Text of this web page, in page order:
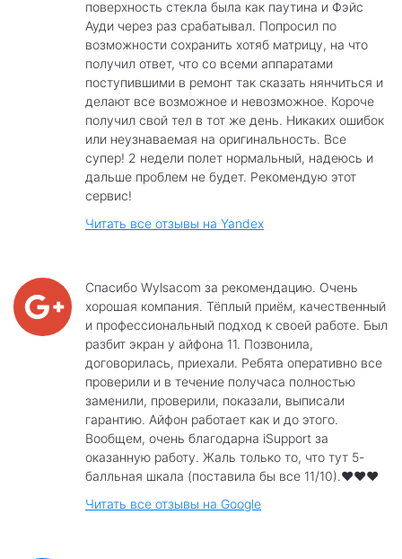
поверхность стекла была как паутина и Фэйс
Ауди через раз срабатывал. Попросил по
возможности сохранить хотяб матрицу, на что
получил ответ, что со всеми аппаратами
поступившими в ремонт так сказать нянчиться и
делают все возможное и невозможное. Короче
получил свой тел в тот же день. Никаких ошибок
или неузнаваемая на оригинальность. Все
супер! 2 недели полет нормальный, надеюсь и
дальше проблем не будет. Рекомендую этот
сервис!
Читать все отзывы на Yandex
Спасибо Wylsacom за рекомендацию. Очень
хорошая компания. Тёплый приём, качественный
и профессиональный подход к своей работе. Был
разбит экран у айфона 11. Позвонила,
договорилась, приехали. Ребята оперативно все
проверили и в течение получаса полностью
заменили, проверили, показали, выписали
гарантию. Айфон работает как и до этого.
Вообщем, очень благодарна iSupport за
оказанную работу. Жаль только то, что тут 5-
балльная шкала (поставила бы все 11/10).❤️❤️❤️
Читать все отзывы на Google